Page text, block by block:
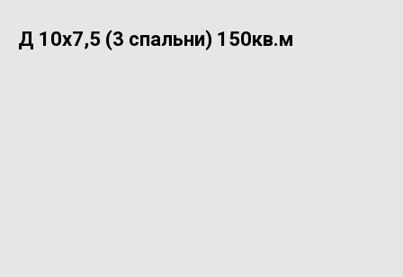
Д 10х7,5 (3 спальни) 150кв.м